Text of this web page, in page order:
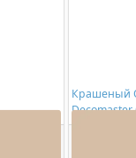
Крашеный
Decomaster